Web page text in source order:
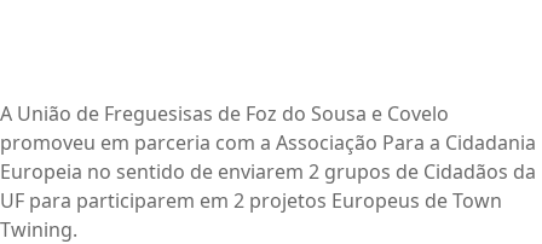
A União de Freguesisas de Foz do Sousa e Covelo
promoveu em parceria com a Associação Para a Cidadania
Europeia no sentido de enviarem 2 grupos de Cidadãos da
UF para participarem em 2 projetos Europeus de Town
Twining.